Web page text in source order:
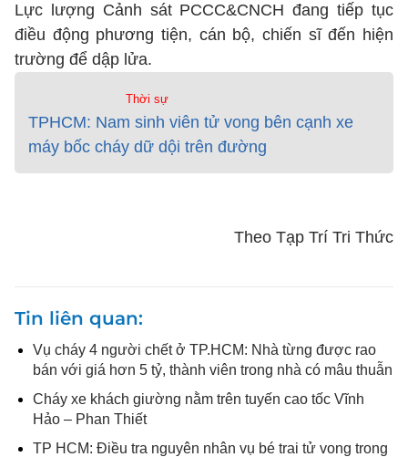
Lực lượng Cảnh sát PCCC&CNCH đang tiếp tục
điều động phương tiện, cán bộ, chiến sĩ đến hiện
trường để dập lửa.
Thời sự
TPHCM: Nam sinh viên tử vong bên cạnh xe
máy bốc cháy dữ dội trên đường
Theo Tạp Trí Tri Thức
Tin liên quan
Vụ cháy 4 người chết ở TP.HCM: Nhà từng được rao
bán với giá hơn 5 tỷ, thành viên trong nhà có mâu thuẫn
Cháy xe khách giường nằm trên tuyến cao tốc Vĩnh
Hảo – Phan Thiết
TP HCM: Điều tra nguyên nhân vụ bé trai tử vong trong